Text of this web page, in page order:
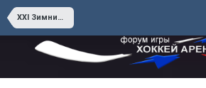
XXI Зимние Олимпийские Игры